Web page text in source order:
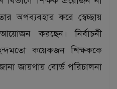
অপব্যবহার করে স্বেচ্ছায়
করছেন। নির্বাচনী
কয়েকজন শিক্ষককে
জায়গায় বোর্ড পরিচালনা